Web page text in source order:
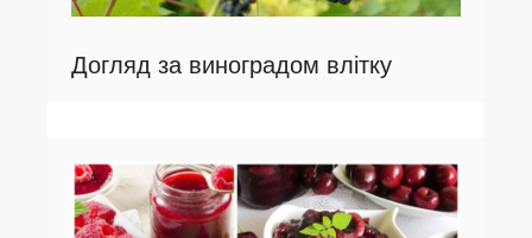
Догляд за виноградом влітку